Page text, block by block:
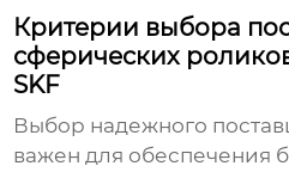
Критерии выбора
сферических
SKF
Выбор надежного
важен для обеспечения